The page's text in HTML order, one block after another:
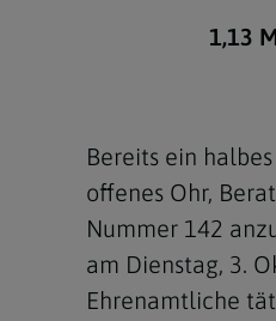
Krankensalbung
1,13
Bereits ein
offenes Ohr,
Nummer 142
am Dienstag, 3.
Ehrenamtliche